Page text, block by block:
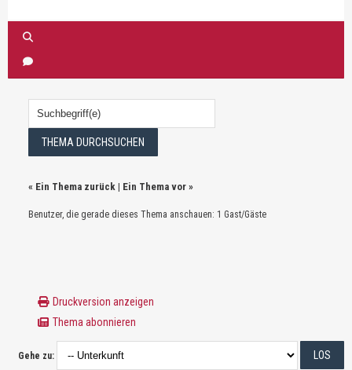
« Ein Thema zurück | Ein Thema vor »
Benutzer, die gerade dieses Thema anschauen: 1 Gast/Gäste
Druckversion anzeigen
Thema abonnieren
Gehe zu: